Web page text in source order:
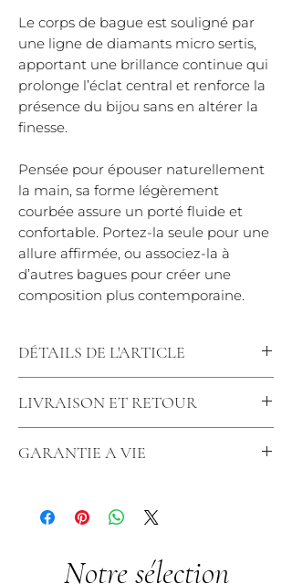
Le corps de bague est souligné par
une ligne de diamants micro sertis,
apportant une brillance continue qui
prolonge l’éclat central et renforce la
présence du bijou sans en altérer la
finesse.
Pensée pour épouser naturellement
la main, sa forme légèrement
courbée assure un porté fluide et
confortable. Portez-la seule pour une
allure affirmée, ou associez-la à
d’autres bagues pour créer une
composition plus contemporaine.
DÉTAILS DE L'ARTICLE
Largeur : 19 mm
*Dans le cas d'une fabrication 3 à 5
semaines
LIVRAISON ET RETOUR
expérience de commande simple et
seront chez vous en 3 à 5 jours. Pour
de livraison est de 3 à 5 semaines, un
délai court pour du sur-mesure.
GARANTIE A VIE
Chez Créaly, nous offrons une
garantie à vie contre les vices et
Garantie Complète : Nos bijoux
Notre sélection